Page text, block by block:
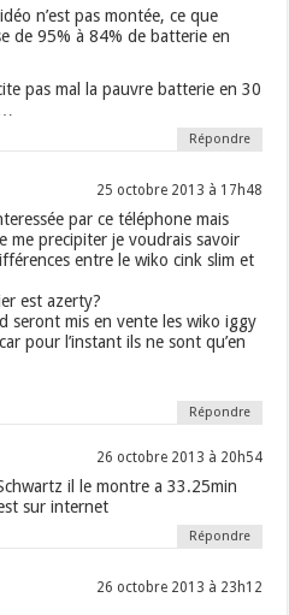
n’est pas montée, ce que
de 95% à 84% de batterie en
pas mal la pauvre batterie en 30
Répondre
25 octobre 2013 à 17h48
par ce téléphone mais
me precipiter je voudrais savoir
entre le wiko cink slim et
est azerty?
seront mis en vente les wiko iggy
pour l’instant ils ne sont qu’en
Répondre
26 octobre 2013 à 20h54
il le montre a 33.25min
sur internet
Répondre
26 octobre 2013 à 23h12